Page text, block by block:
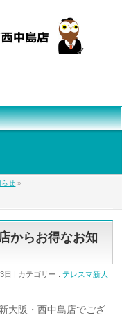
らせ »
からお得なお知
日 カテゴリー :テレスマ新大
大阪・西中島店でござ